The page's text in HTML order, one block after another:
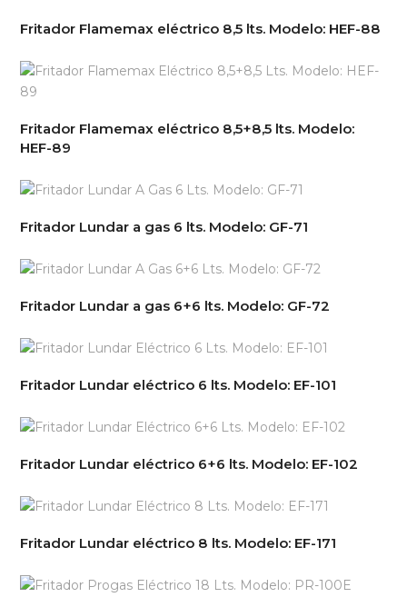
Fritador Flamemax eléctrico 8,5 lts. Modelo: HEF-88
Fritador Flamemax eléctrico 8,5+8,5 lts. Modelo:
HEF-89
Fritador Lundar a gas 6 lts. Modelo: GF-71
Fritador Lundar a gas 6+6 lts. Modelo: GF-72
Fritador Lundar eléctrico 6 lts. Modelo: EF-101
Fritador Lundar eléctrico 6+6 lts. Modelo: EF-102
Fritador Lundar eléctrico 8 lts. Modelo: EF-171